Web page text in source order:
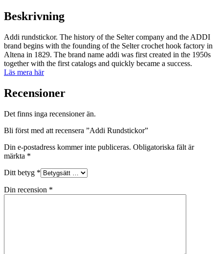
Beskrivning
Addi rundstickor. The history of the Selter company and the ADDI
brand begins with the founding of the Selter crochet hook factory in
Altena in 1829. The brand name addi was first created in the 1950s
together with the first catalogs and quickly became a success.
Läs mera här
Recensioner
Det finns inga recensioner än.
Bli först med att recensera ”Addi Rundstickor”
Din e-postadress kommer inte publiceras. Obligatoriska fält är
märkta *
Ditt betyg *
Din recension *